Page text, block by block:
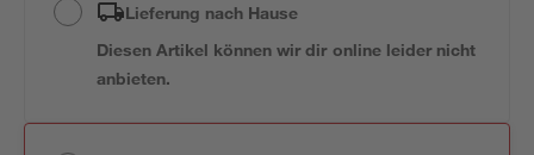
Lieferung nach Hause
Diesen Artikel können wir dir online leider nicht
anbieten.